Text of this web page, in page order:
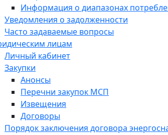
Информация о диапазонах
Уведомления о задолженности
Часто задаваемые вопросы
лицам
Личный кабинет
Закупки
Анонсы
Перечни закупок МСП
Извещения
Договоры
Порядок заключения договора